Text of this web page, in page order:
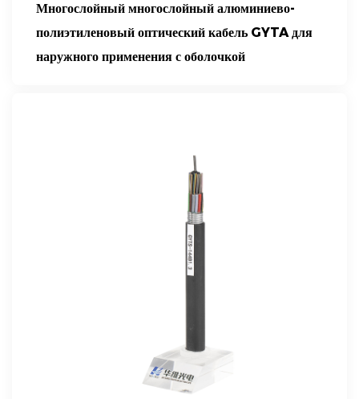
Многослойный многослойный алюминиево-
полиэтиленовый оптический кабель GYTA для
наружного применения с оболочкой